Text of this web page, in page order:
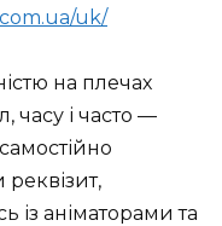
uk/
на плечах
часу і часто —
із аніматорами та